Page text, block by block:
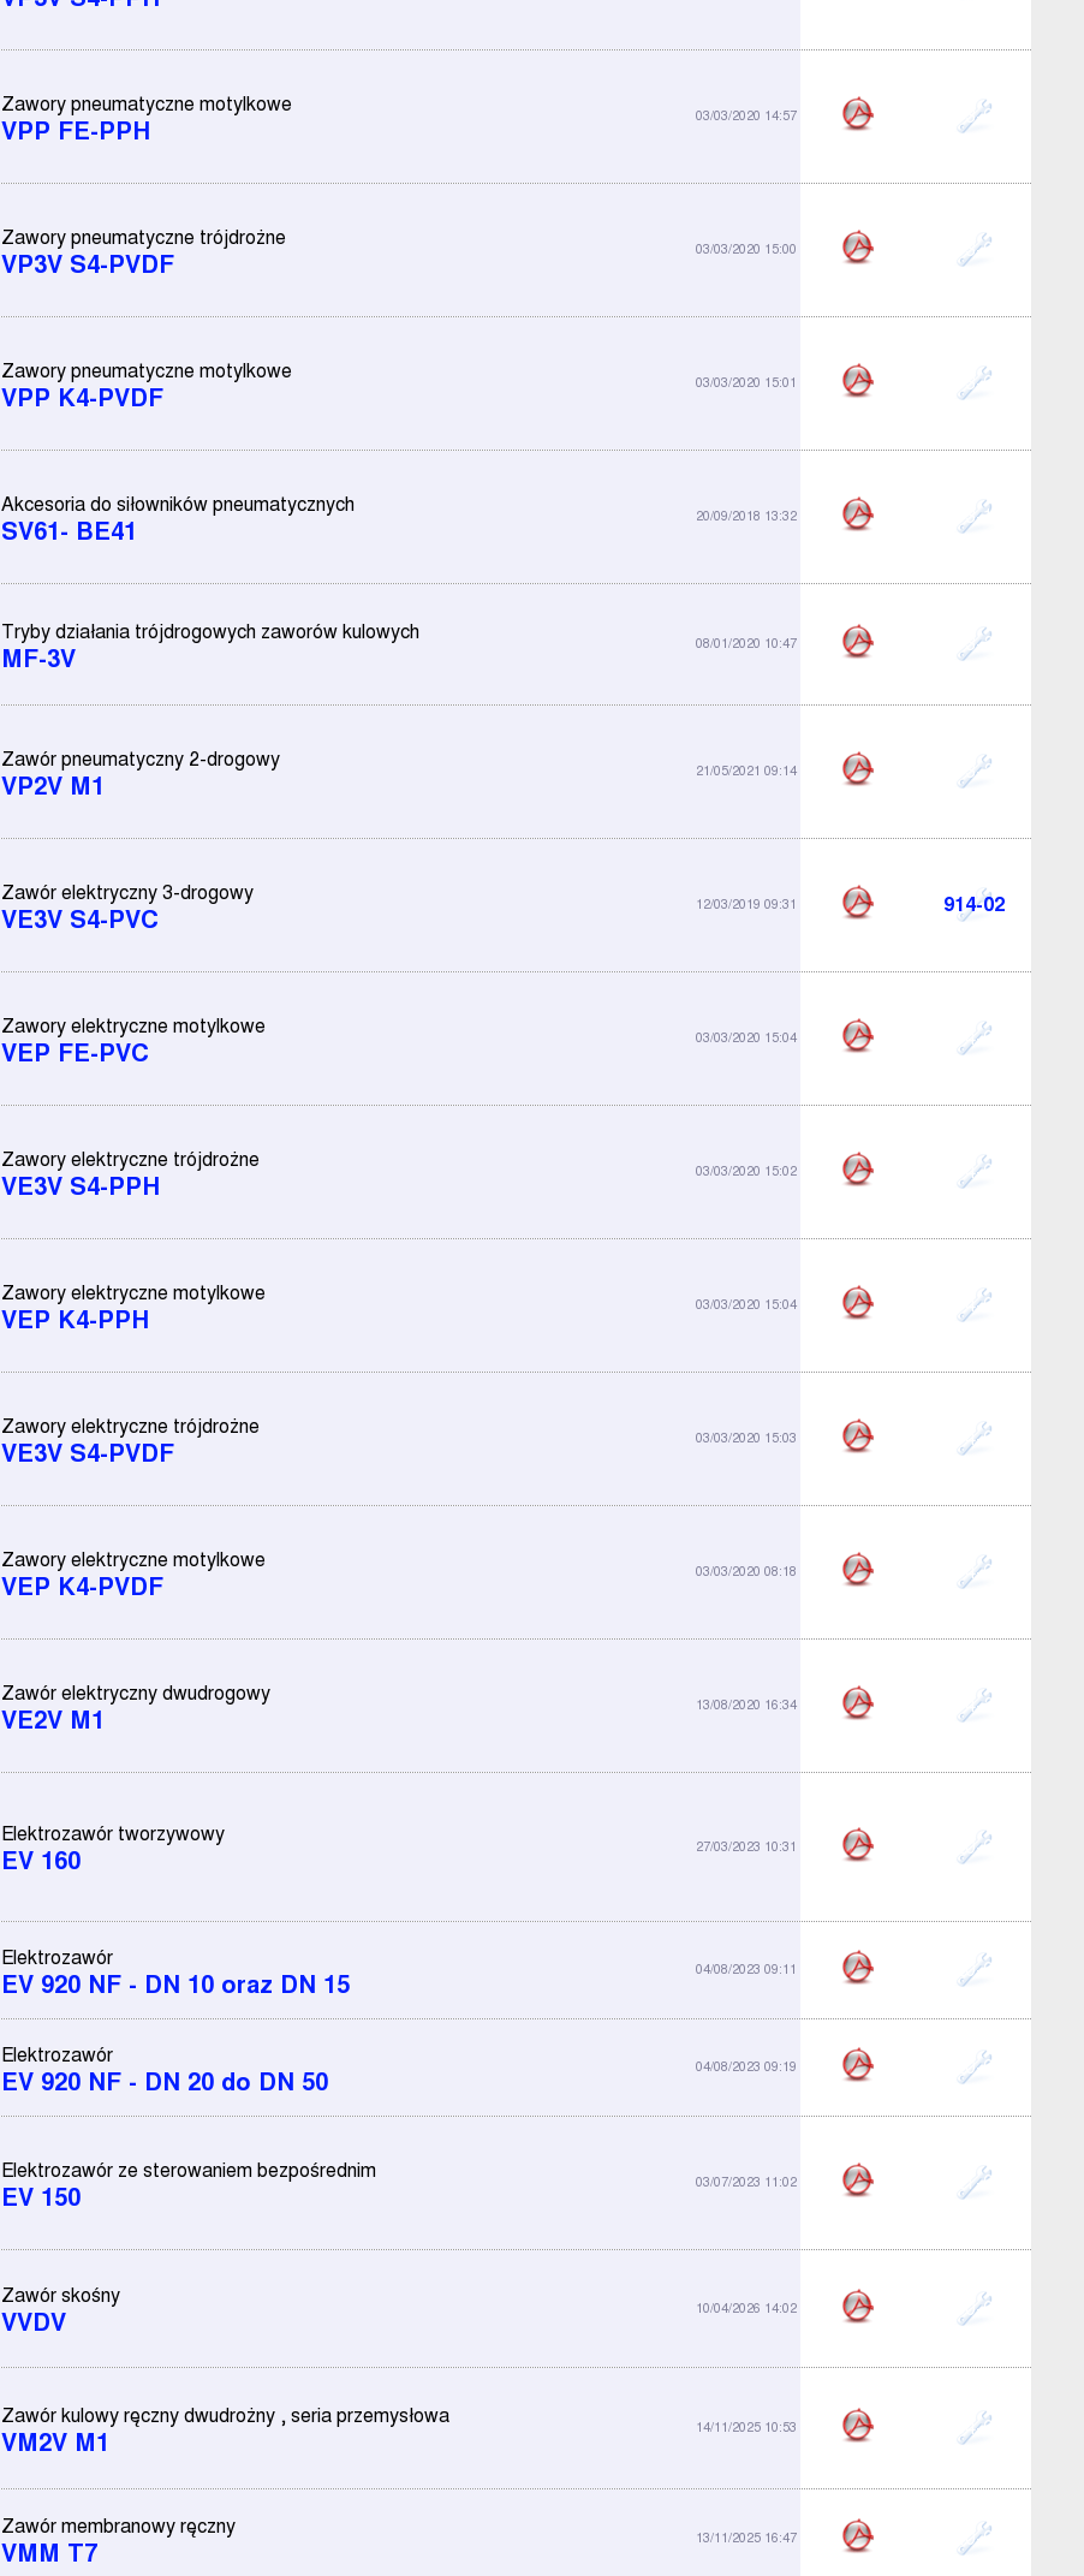
Zawory pneumatyczne motylkowe
VPP FE-PPH
03/03/2020 14:57 913-06
Zawory pneumatyczne trójdrożne
VP3V S4-PVDF
03/03/2020 15:00 913-08
Zawory pneumatyczne motylkowe
VPP K4-PVDF
03/03/2020 15:01 913-09
Akcesoria do siłowników pneumatycznych
SV61- BE41
20/09/2018 13:32 913-10
Tryby działania trójdrogowych zaworów kulowych
MF-3V
08/01/2020 10:47 913-20
Zawór pneumatyczny 2-drogowy
VP2V M1
21/05/2021 09:14 913-21
Zawór elektryczny 3-drogowy
VE3V S4-PVC
12/03/2019 09:31 914-02
Zawory elektryczne motylkowe
VEP FE-PVC
03/03/2020 15:04 914-03
Zawory elektryczne trójdrożne
VE3V S4-PPH
03/03/2020 15:02 914-05
Zawory elektryczne motylkowe
VEP K4-PPH
03/03/2020 15:04 914-06
Zawory elektryczne trójdrożne
VE3V S4-PVDF
03/03/2020 15:03 914-08
Zawory elektryczne motylkowe
VEP K4-PVDF
03/03/2020 08:18 914-09
Zawór elektryczny dwudrogowy
VE2V M1
13/08/2020 16:34 914-21
Elektrozawór tworzywowy
EV 160
27/03/2023 10:31 920-01
Elektrozawór
EV 920 NF - DN 10 oraz DN 15
04/08/2023 09:11 920-02
Elektrozawór
EV 920 NF - DN 20 do DN 50
04/08/2023 09:19 920-03
Elektrozawór ze sterowaniem bezpośrednim
EV 150
03/07/2023 11:02 921-01
Zawór skośny
VVDV
10/04/2026 14:02 930-01
Zawór kulowy ręczny dwudrożny , seria przemysłowa
VM2V M1
14/11/2025 10:53 934-04
Zawór membranowy ręczny
VMM T7
13/11/2025 16:47 940-03